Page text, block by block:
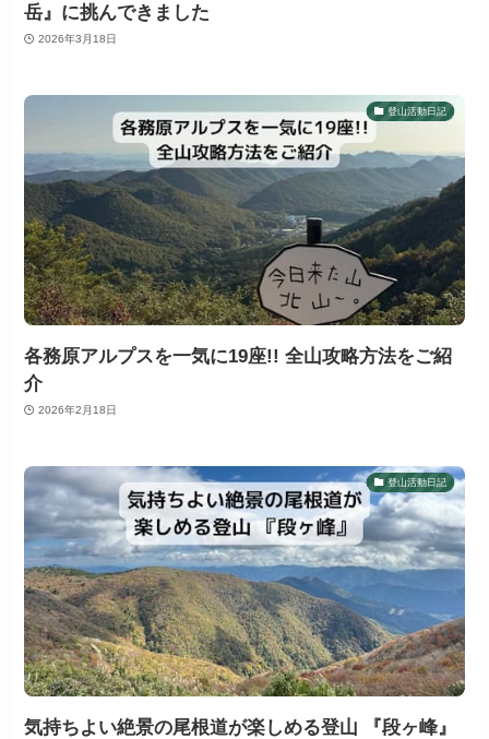
岳』に挑んできました
2026年3月18日
登山活動日記
各務原アルプスを一気に19座!! 全山攻略方法をご紹
介
2026年2月18日
登山活動日記
気持ちよい絶景の尾根道が楽しめる登山 『段ヶ峰』